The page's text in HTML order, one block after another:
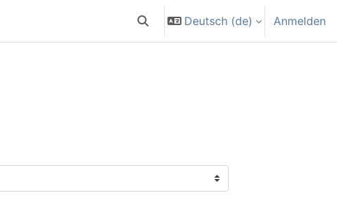
Sucheingabe umschalten
Deutsch ‎(de)‎ Anmelden